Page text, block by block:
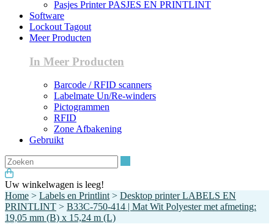
Pasjes Printer PASJES EN PRINTLINT
Software
Lockout Tagout
Meer Producten
In Meer Producten
Barcode / RFID scanners
Labelmate Un/Re-winders
Pictogrammen
RFID
Zone Afbakening
Gebruikt
Uw winkelwagen is leeg!
Home > Labels en Printlint > Desktop printer LABELS EN
PRINTLINT > B33C-750-414 | Mat Wit Polyester met afmeting:
19,05 mm (B) x 15,24 m (L)